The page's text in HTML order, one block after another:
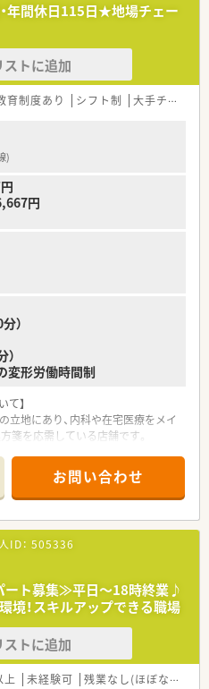
ついて】
うものであり募集の温度感が高い
方やブランクがある方も歓迎して
たいという意欲を持つ方を幅広く
舗を展開している安定した地場チ
大切に地域社会へ貢献することを
を行うなど社会に求められる医療
年間休日115日★地場チェー
ストに追加
育制度あり シフト制 大手チェーン以外
)
円
）
変形労働時間制
て】
地にあり、内科や在宅医療をメイ
箋を応需している店舗です。
える余裕ある環境です。
組んでおり、地域の施設や個人宅へ
門性を発揮できる職場です。
110店舗以上を展開しており、地域
局として安定しています。
まで多種多様な店舗を有しており、
を積めることが強みです。
リを導入することで、現場の業務負
いレベルで両立しています。
が最も多く活躍しており、急な子
お問い合わせ
ID： 505336
ート募集≫平日～18時終業♪
境！スキルアップできる職場
ストに追加
上 未経験可 残業なし(ほぼなし含む)